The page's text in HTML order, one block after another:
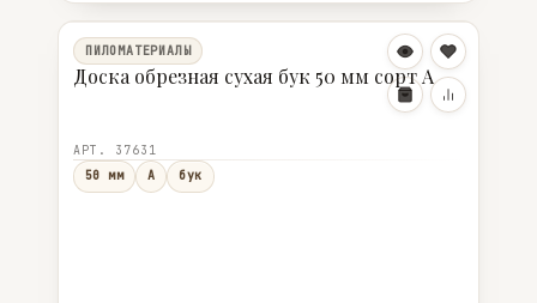
ПИЛОМАТЕРИАЛЫ
Доска обрезная сухая бук 50 мм сорт А
АРТ. 37631
50 мм
А бук